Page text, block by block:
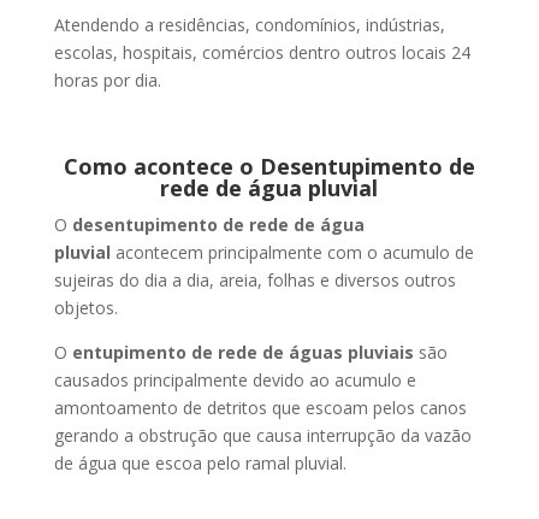
Atendendo a residências, condomínios, indústrias,
escolas, hospitais, comércios dentro outros locais 24
horas por dia.
Como acontece o Desentupimento de
rede de água pluvial
O desentupimento de rede de água
pluvial acontecem principalmente com o acumulo de
sujeiras do dia a dia, areia, folhas e diversos outros
objetos.
O entupimento de rede de águas pluviais são
causados principalmente devido ao acumulo e
amontoamento de detritos que escoam pelos canos
gerando a obstrução que causa interrupção da vazão
de água que escoa pelo ramal pluvial.